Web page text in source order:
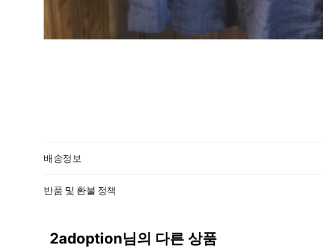
배송정보
반품 및 환불 정책
2adoption님의 다른 상품